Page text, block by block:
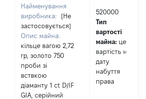
Найменування
виробника:
[Не
застосовується]
Опис майна:
кільце вагою 2,72
гр, золото 750
проби зі
вствкою
діаманту 1 ct D/IF
GIA, серійний
520000
Тип
вартості
майна: це
вартість на
дату
набуття
права